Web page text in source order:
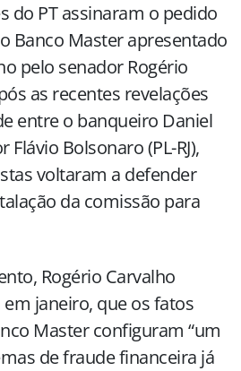
do PT assinaram o pedido
Banco Master apresentado
pelo senador Rogério
as recentes revelações
entre o banqueiro Daniel
Bolsonaro (PL-RJ),
voltaram a defender
da comissão para
Rogério Carvalho
janeiro, que os fatos
Master configuram “um
de fraude financeira já